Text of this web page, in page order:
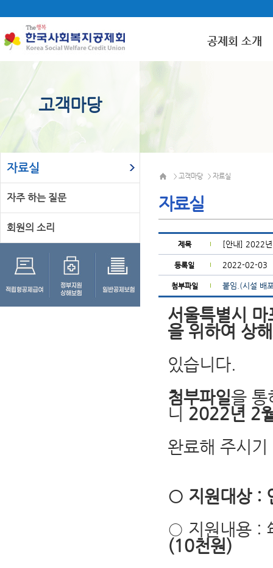
공제회 소개
고객마당
자료실
자주 하는 질문
회원의 소리
> 고객마당 > 자료실
자료실
제목 [안내] 2022년
등록일 2022-02-03
첨부파일 붙임.(시설 배
서울특별시 마
을 위하여 상
있습니다.
첨부파일을 통
니 2022년 2
완료해 주시
○ 지원대상 :
○ 지원내용 :
(10천원)